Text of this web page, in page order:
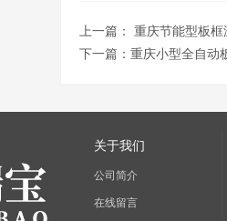
上一篇： 重庆节能型板框
下一篇： 重庆小型全自动
关于我们
公司简介
在线留言